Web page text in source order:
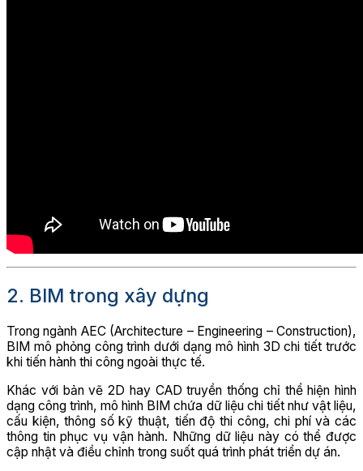
2. BIM trong xây dựng
Trong ngành AEC (Architecture – Engineering – Construction),
BIM mô phỏng công trình dưới dạng mô hình 3D chi tiết trước
khi tiến hành thi công ngoài thực tế.
Khác với bản vẽ 2D hay CAD truyền thống chỉ thể hiện hình
dạng công trình, mô hình BIM chứa dữ liệu chi tiết như vật liệu,
cấu kiện, thông số kỹ thuật, tiến độ thi công, chi phí và các
thông tin phục vụ vận hành. Những dữ liệu này có thể được
cập nhật và điều chỉnh trong suốt quá trình phát triển dự án.